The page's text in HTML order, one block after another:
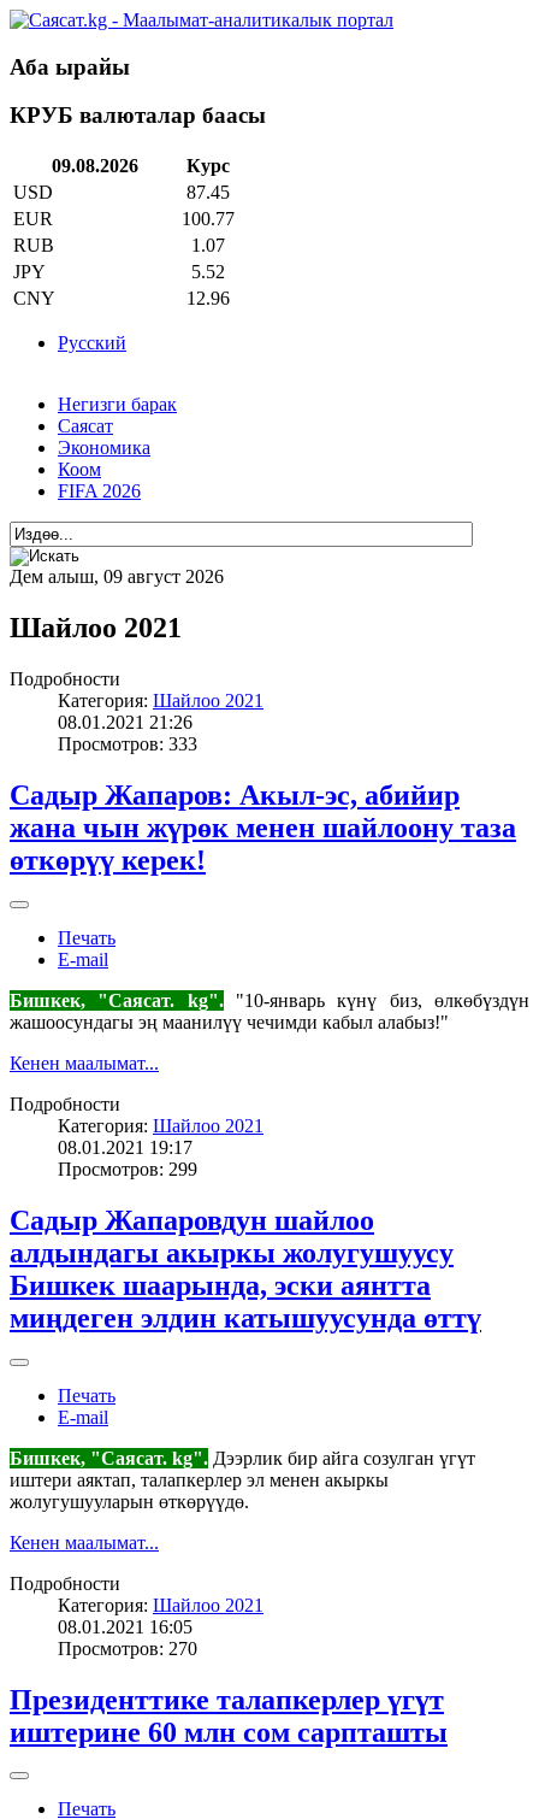
Аба ырайы
КРУБ валюталар баасы
09.08.2026
Курс
USD
87.45
EUR
100.77
RUB
1.07
JPY
5.52
CNY
12.96
Русский
Негизги барак
Саясат
Экономика
Коом
FIFA 2026
Дем алыш, 09 август 2026
Шайлоо 2021
Подробности
Категория: Шайлоо 2021
08.01.2021 21:26
Просмотров: 333
Садыр Жапаров: Акыл-эс, абийир
жана чын жүрөк менен шайлоону таза
өткөрүү керек!
Печать
E-mail
Бишкек, "Саясат. kg"."10-январь күнү биз, өлкөбүздүн
жашоосундагы эң маанилүү чечимди кабыл алабыз!"
Кенен маалымат...
Подробности
Категория: Шайлоо 2021
08.01.2021 19:17
Просмотров: 299
Садыр Жапаровдун шайлоо
алдындагы акыркы жолугушуусу
Бишкек шаарында, эски аянтта
миңдеген элдин катышуусунда өттү
Печать
E-mail
Бишкек, "Саясат. kg". Дээрлик бир айга созулган үгүт
иштери аяктап, талапкерлер эл менен акыркы
жолугушууларын өткөрүүдө.
Кенен маалымат...
Подробности
Категория: Шайлоо 2021
08.01.2021 16:05
Просмотров: 270
Президенттике талапкерлер үгүт
иштерине 60 млн сом сарпташты
Печать